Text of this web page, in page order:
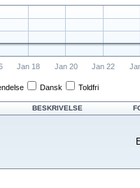
Jan 18 Jan 20 Jan 22
Dansk Toldfri
BESKRIVELSE